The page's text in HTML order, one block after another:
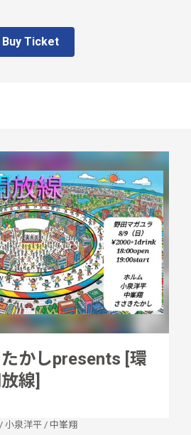
Buy Ticket
かしpresents [環
線]
/ 小泉洋平 / 中峯翔